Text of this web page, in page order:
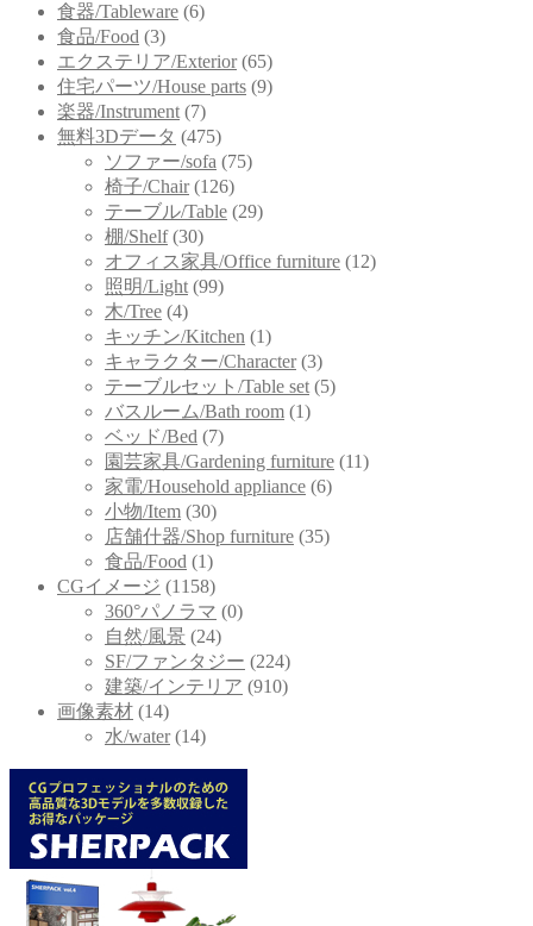
食器/Tableware (6)
食品/Food (3)
エクステリア/Exterior (65)
住宅パーツ/House parts (9)
楽器/Instrument (7)
無料3Dデータ (475)
ソファー/sofa (75)
椅子/Chair (126)
テーブル/Table (29)
棚/Shelf (30)
オフィス家具/Office furniture (12)
照明/Light (99)
木/Tree (4)
キッチン/Kitchen (1)
キャラクター/Character (3)
テーブルセット/Table set (5)
バスルーム/Bath room (1)
ベッド/Bed (7)
園芸家具/Gardening furniture (11)
家電/Household appliance (6)
小物/Item (30)
店舗什器/Shop furniture (35)
食品/Food (1)
CGイメージ (1158)
360°パノラマ (0)
自然/風景 (24)
SF/ファンタジー (224)
建築/インテリア (910)
画像素材 (14)
水/water (14)